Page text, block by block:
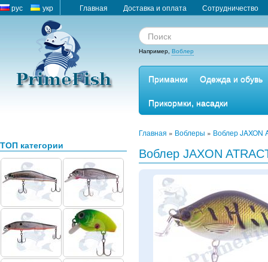
рус укр Главная Доставка и оплата Сотрудничество
Например, Воблер
Приманки
Одежда и обувь
Прикормки, насадки
ТОП категории
Главная » Воблеры » Воблер JAXON
Воблер JAXON